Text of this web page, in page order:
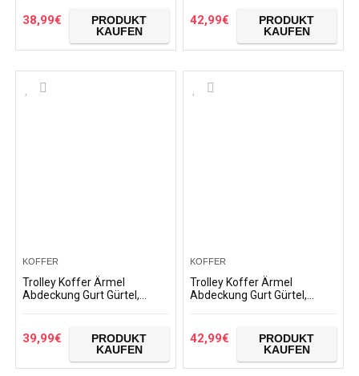
Lightweight Koffer…
38,99€
PRODUKT
KAUFEN
Suitcase Protector mit
Elastic…
42,99€
PRODUKT
KAUFEN
KOFFER
Trolley Koffer Ärmel
Abdeckung Gurt Gürtel,
Travel Suitcase Protection…
39,99€
PRODUKT
KAUFEN
KOFFER
Trolley Koffer Ärmel
Abdeckung Gurt Gürtel,
Travel Suitcase Protection…
42,99€
PRODUKT
KAUFEN